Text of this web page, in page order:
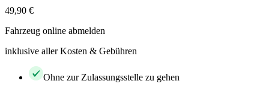
49,90 €
Fahrzeug online abmelden
inklusive aller Kosten & Gebühren
Ohne zur Zulassungsstelle zu gehen